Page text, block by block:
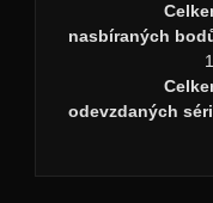
nasbíraných
odevzdaných